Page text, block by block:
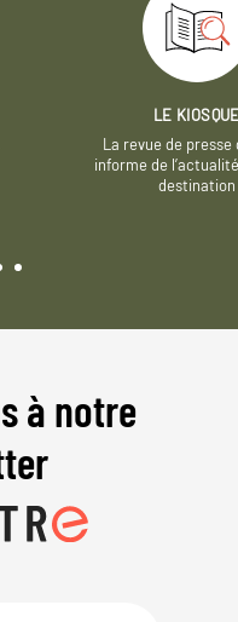
LE
La revue de presse
informe de
destination
à notre